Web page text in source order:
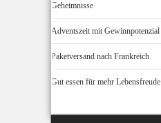
Geheimnisse
Adventszeit mit Gewinnpotenzial
Paketversand nach Frankreich
Gut essen für mehr Lebensfreude